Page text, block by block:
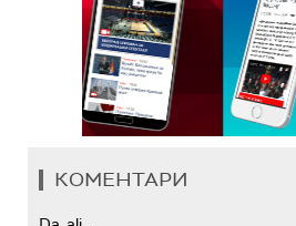
КОМЕНТАРИ